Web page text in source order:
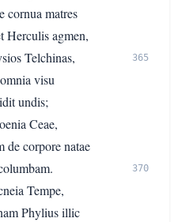
cornua matres
Herculis agmen,
Telchinas,
365
visu
undis;
Ceae,
de corpore natae
370
Tempe,
Phylius illic